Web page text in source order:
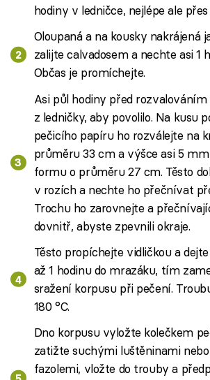
hodiny v ledničce, nejlépe ale přes
Oloupaná a na kousky nakrájená
zalijte calvadosem a nechte asi 1
Občas je promíchejte.
Asi půl hodiny před
z ledničky, aby povolilo. Na kusu
pečicího papíru ho rozválejte na
průměru 33 cm a výšce asi 5
formu o průměru 27 cm. Těsto
v rozích a nechte ho přečnívat
Trochu ho zarovnejte a
dovnitř, abyste zpevnili okraje.
Těsto propíchejte vidličkou a
až 1 hodinu do mrazáku, tím
sražení korpusu při pečení.
180 °C.
Dno korpusu vyložte kolečkem
zatižte suchými luštěninami
fazolemi, vložte do trouby a